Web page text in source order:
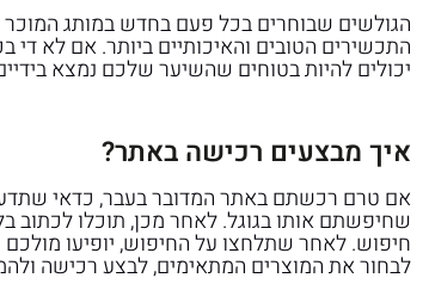
הגולשים שבוחרים בכל פעם בחדש במותג המוכר
התכשירים הטובים והאיכותיים ביותר. אם לא
יכולים להיות בטוחים שהשיער שלכם נמצא
איך מבצעים רכישה באתר?
אם טרם רכשתם באתר המדובר בעבר, כדאי
שחיפשתם אותו בגוגל. לאחר מכן, תוכלו
חיפוש. לאחר שתלחצו על החיפוש, יופיעו
לבחור את המוצרים המתאימים, לבצע רכישה